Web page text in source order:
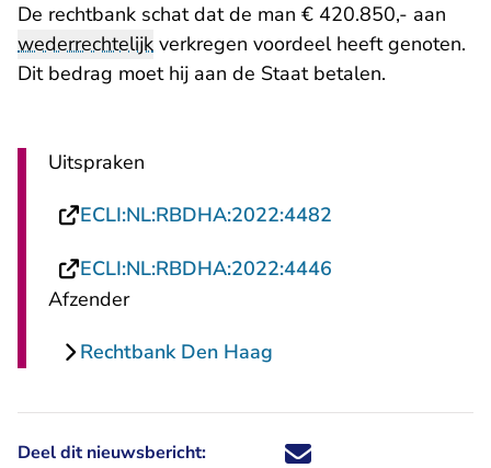
De rechtbank schat dat de man € 420.850,- aan
wederrechtelijk verkregen voordeel heeft genoten.
Dit bedrag moet hij aan de Staat betalen.
Uitspraken
ECLI:NL:RBDHA:2022:4482
ECLI:NL:RBDHA:2022:4446
Afzender
Rechtbank Den Haag
Deel dit nieuwsbericht: Deel dit nieuwsbericht via X -
Deel dit nieuwsbericht via
Deel dit nieuwsbericht
Deel dit